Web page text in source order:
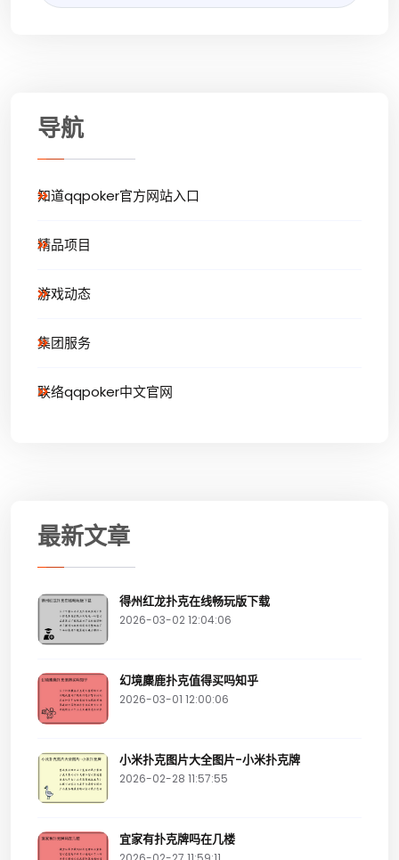
导航
知道qqpoker官方网站入口
精品项目
游戏动态
集团服务
联络qqpoker中文官网
最新文章
得州红龙扑克在线畅玩版下载
2026-03-02 12:04:06
幻境麋鹿扑克值得买吗知乎
2026-03-01 12:00:06
小米扑克图片大全图片-小米扑克牌
2026-02-28 11:57:55
宜家有扑克牌吗在几楼